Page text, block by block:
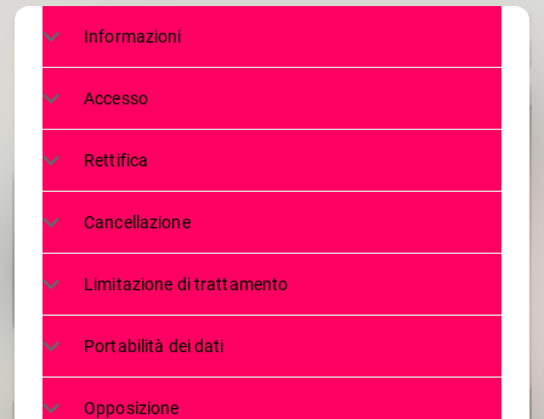
Informazioni
Accesso
Rettifica
Cancellazione
Limitazione di trattamento
Portabilità dei dati
Opposizione